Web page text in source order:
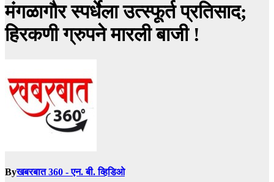
मंगळागौर स्पर्धेला उत्स्फूर्त प्रतिसाद;
हिरकणी ग्रुपने मारली बाजी !
Byखबरबात 360 - एन. बी. व्हिडिओ